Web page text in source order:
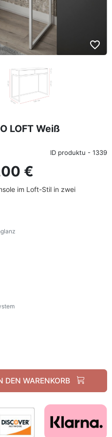
favorite_border
LOFT Weiß
ID produktu - 1339
€
im Loft-Stil in zwei
DEN WARENKORB